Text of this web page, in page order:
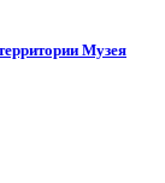
Музея